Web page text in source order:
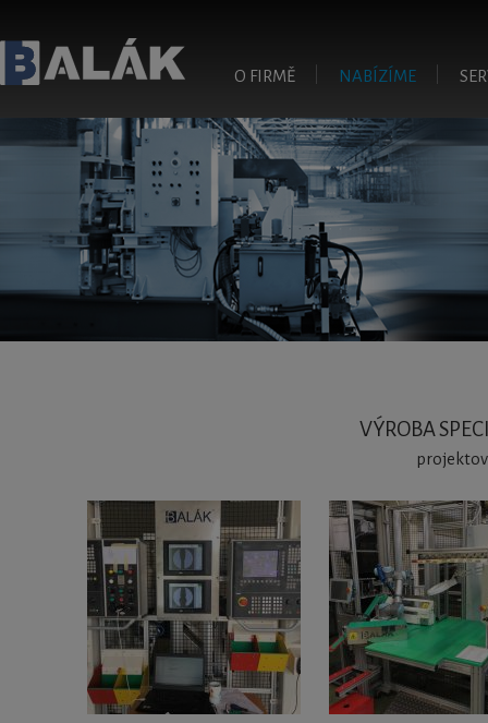
výroba ve strojírenství
O FIRMĚ NABÍZÍME
VÝROBA